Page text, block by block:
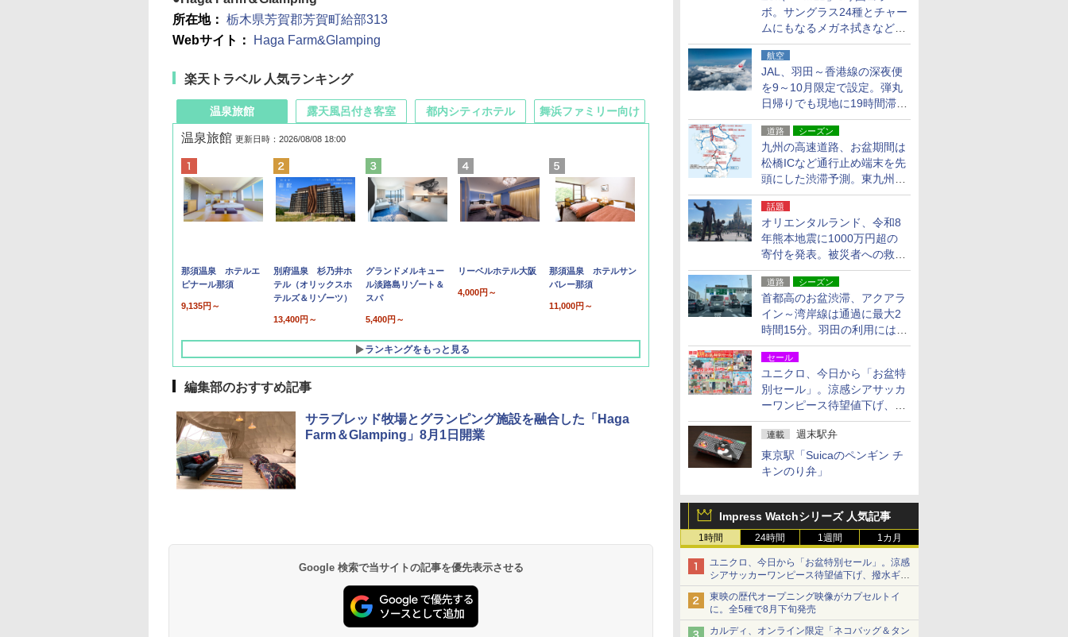
ボ。サングラス24種とチャー
ムにもなるメガネ拭きなど雑
貨24種
航空
JAL、羽田～香港線の深夜便
を9～10月限定で設定。弾丸
日帰りでも現地に19時間滞在
できる
道路 シーズン
九州の高速道路、お盆期間は
松橋ICなど通行止め端末を先
頭にした渋滞予測。東九州道
への迂回は料金調整を実施
話題
オリエンタルランド、令和8
年熊本地震に1000万円超の
寄付を発表。被災者への救援
活動・復旧支援
道路 シーズン
首都高のお盆渋滞、アクアラ
イン～湾岸線は通過に最大2
時間15分。羽田の利用には
「空港西出口」の利用検討を
セール
ユニクロ、今日から「お盆特
別セール」。涼感シアサッカ
ーワンピース待望値下げ、撥
水ギアショーツは1990円に
連載 週末駅弁
東京駅「Suicaのペンギン チ
キンのり弁」
Impress Watchシリーズ 人気記事
1時間 24時間 1週間 1カ月
ユニクロ、今日から「お盆特別セール」。涼感
シアサッカーワンピース待望値下げ、撥水ギア
ショーツは1990円に
東映の歴代オープニング映像がカプセルトイ
に。全5種で8月下旬発売
カルディ、オンライン限定「ネコバッグ＆タン
所在地： 栃木県芳賀郡芳賀町給部313
Webサイト：
Haga Farm&Glamping
楽天トラベル 人気ランキング
温泉旅館
温泉旅館 更新日時：2026/08/08 18:00
那須温泉 ホテルエ
ピナール那須
9,135円～
別府温泉 杉乃井ホ
テル（オリックスホ
テルズ＆リゾーツ）
13,400円～
グランドメルキュー
ル淡路島リゾート＆
スパ
5,400円～
リーベルホテル大阪
4,000円～
那須温泉 ホテルサン
バレー那須
11,000円～
ランキングをもっと見る
露天風呂付き客室
10,450円～
19,541円～
都内シティホテル 舞浜ファミリー向け
7,950円～
5,758円～
編集部のおすすめ記事
サラブレッド牧場とグランピング施設を融合した「Haga
Farm＆Glamping」8月1日開業
Google 検索で当サイトの記事を優先表示させる